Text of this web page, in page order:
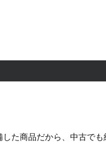
た商品だから、中古で